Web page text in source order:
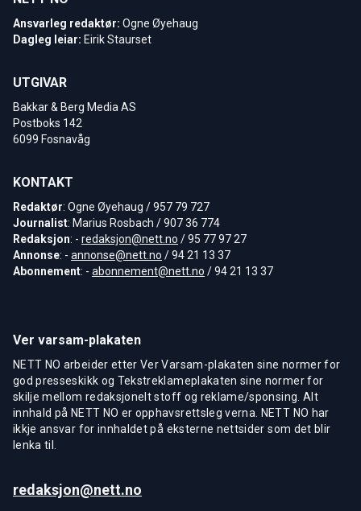
Ansvarleg redaktør: Ogne Øyehaug
Dagleg leiar: Eirik Staurset
UTGIVAR
Bakkar & Berg Media AS
Postboks 142
6099 Fosnavåg
KONTAKT
Redaktør: Ogne Øyehaug / 957 79 727
Journalist: Marius Rosbach / 907 36 774
Redaksjon: - redaksjon@nett.no / 95 77 97 27
Annonse: - annonse@nett.no / 94 21 13 37
Abonnement: - abonnement@nett.no / 94 21 13 37
Ver varsam-plakaten
NETT NO arbeider etter Ver Varsam-plakaten sine normer for
god presseskikk og Tekstreklameplakaten sine normer for
skilje mellom redaksjonelt stoff og reklame/sponsing. Alt
innhald på NETT NO er opphavsrettsleg verna. NETT NO har
ikkje ansvar for innhaldet på eksterne nettsider som det blir
lenka til.
redaksjon@nett.no